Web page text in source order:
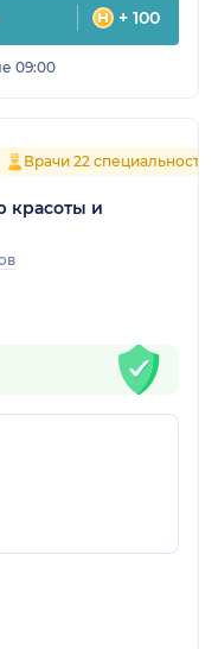
+ 100
09:00
Врачи 22 специальностей
красоты и